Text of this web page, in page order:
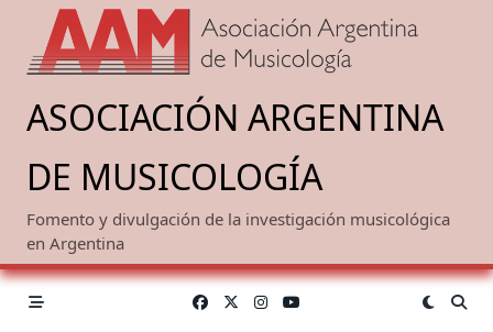
contenido
ASOCIACIÓN ARGENTINA
DE MUSICOLOGÍA
Fomento y divulgación de la investigación musicológica
en Argentina